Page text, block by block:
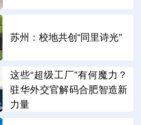
苏州：校地共创“同里诗光”
这些“超级工厂”有何魔力？
驻华外交官解码合肥智造新
力量